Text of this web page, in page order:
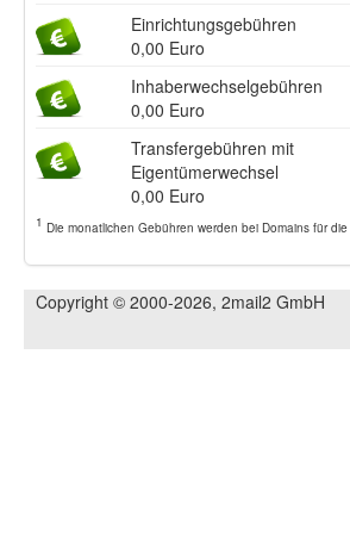
Einrichtungsgebühren
0,00 Euro
Inhaberwechselgebühren
0,00 Euro
Transfergebühren mit
Eigentümerwechsel
0,00 Euro
1 Die monatlichen Gebühren werden bei Domains für
Copyright © 2000-2026, 2mail2 GmbH